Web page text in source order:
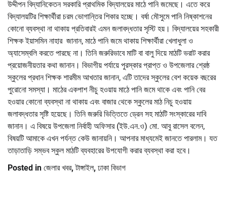
উদ্দীপন বিদ্যানিকেতন সরকারি প্রাথমিক বিদ্যালয়ের মাঠে পানি জমেছে। এতে করে
বিদ্যালয়টির শিক্ষার্থীরা চরম ভোগান্তির শিকার হচ্ছে। বর্ষা মৌসুমে পানি নিষ্কাশনের
কোনো ব্যবস্থা না থাকায় প্রতিবারই এমন জলাবদ্ধতার সৃস্টি হয়। বিদ্যালয়ের সহকারী
শিক্ষক ইয়াসমিন নাহার জানান, মাঠে পানি জমে থাকায় শিক্ষার্থীরা খেলাধুলা ও
অ্যাসেম্বলি করতে পারছে না। তিনি জরুরিভাবে মাটি বা বালু দিয়ে মাঠটি ভরাট করার
প্রয়োজনীয়তার কথা জানান। বিভাগীয় পর্যায়ে পুরস্কার প্রাপ্ত ও উপজেলার শ্রেষ্ঠ
স্কুলের প্রধান শিক্ষক শারমীম আখতার জানান, এটি তাদের স্কুলের বেশ কয়েক বছরের
পুরোনো সমস্যা। মাঠের একপাশ নীচু হওয়ায় মাঠে পানি জমে থাকে এবং পানি বের
হওয়ার কোনো ব্যবস্থা না থাকায় এবং বাজার থেকে স্কুলের মাঠ নিচু হওয়ায়
জলাবদ্ধতার সৃষ্টি হয়েছে। তিনি জরুরি ভিত্তিতে ড্রেন সহ মাঠটি সংস্কারের দাবি
জানান। এ বিষয়ে উপজেলা নির্বাহী অফিসার (ইউ.এন.ও) মো. আবু রাসেল বলেন,
বিষয়টি আমাকে এখন পর্যন্ত কেউ জানায়নি। আপনার মাধ্যমেই জানতে পারলাম। যত
তাড়াতাড়ি সম্ভব স্কুল মাঠটি ব্যবহারের উপযোগী করার ব্যবস্থা করা হবে।
Posted in জেলার খবর,টাঙ্গাইল, ঢাকা বিভাগ